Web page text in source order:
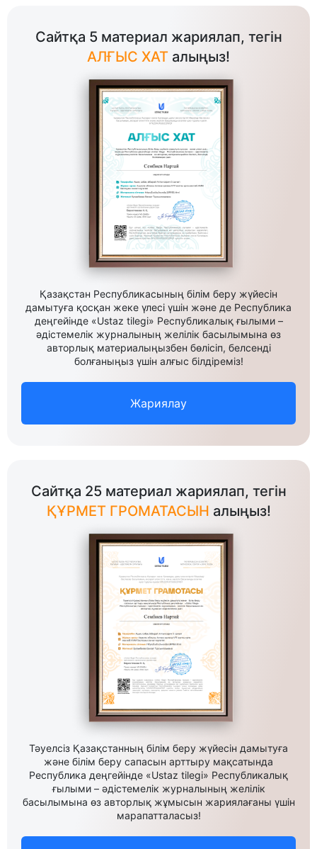
Сайтқа 5 материал жариялап, тегін
АЛҒЫС ХАТ алыңыз!
Қазақстан Республикасының білім беру жүйесін
дамытуға қосқан жеке үлесі үшін және де Республика
деңгейінде «Ustaz tilegi» Республикалық ғылыми –
әдістемелік журналының желілік басылымына өз
авторлық материалыңызбен бөлісіп, белсенді
болғаныңыз үшін алғыс білдіреміз!
Жариялау
Сайтқа 25 материал жариялап, тегін
ҚҰРМЕТ ГРОМАТАСЫН алыңыз!
Тәуелсіз Қазақстанның білім беру жүйесін дамытуға
және білім беру сапасын арттыру мақсатында
Республика деңгейінде «Ustaz tilegi» Республикалық
ғылыми – әдістемелік журналының желілік
басылымына өз авторлық жұмысын жариялағаны үшін
марапатталасыз!